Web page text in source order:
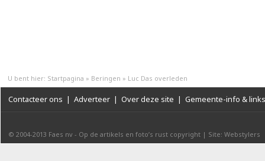
U bent hier: Startpagina » Beringen » Luc Das overleden
Contacteer ons | Adverteer | Over deze site | Gemeente-info & links
© 2004-2013 Faes nv - Op de artikels en foto’s rust copyright | Site: Webstylers